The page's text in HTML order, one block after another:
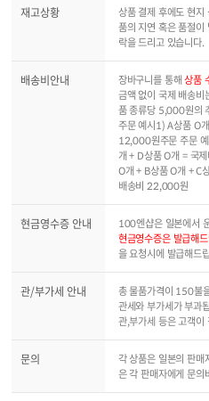
재고상황
상품 결제 후에도 현지
품의 지연 혹은 품절이
락을 드리고 있습니다.
배송비안내 장바구니를 통해상품
금액 없이 국제 배송
품 종류당 5,000원의
주문 예시1) A상품 O
12,000원주문 주문
개 + D상품 O개 = 국
O개 + B상품 O개 + C
배송비 22,000원
현금영수증 안내 100엔샵은 일본에서
현금영수증은 발급해
을 요청시에 발급해드
관/부가세 안내
총 물품가격이 150불
관세와 부가세가 부과
관,부가세 등은 고객이
문의
각 상품은 일본의 판
은 각 판매자에게 문의